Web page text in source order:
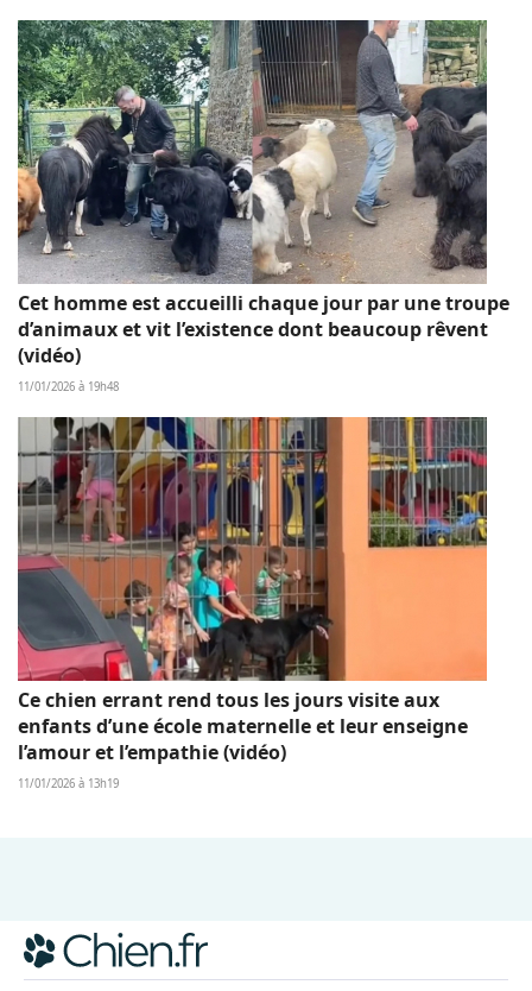
Cet homme est accueilli chaque jour par une troupe
d’animaux et vit l’existence dont beaucoup rêvent
(vidéo)
11/01/2026 à 19h48
Ce chien errant rend tous les jours visite aux
enfants d’une école maternelle et leur enseigne
l’amour et l’empathie (vidéo)
11/01/2026 à 13h19